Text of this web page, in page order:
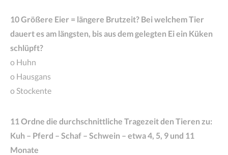
10 Größere Eier = längere Brutzeit? Bei welchem Tier
dauert es am längsten, bis aus dem gelegten Ei ein Küken
schlüpft?
o Huhn
o Hausgans
o Stockente
11 Ordne die durchschnittliche Tragezeit den Tieren zu:
Kuh – Pferd – Schaf – Schwein – etwa 4, 5, 9 und 11
Monate